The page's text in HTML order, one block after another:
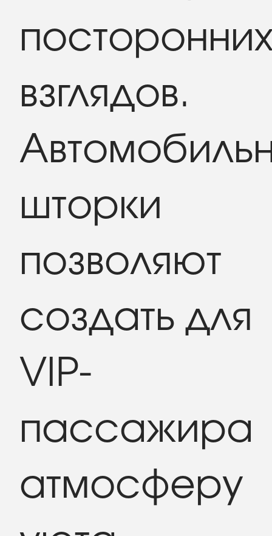
взглядов.
шторки
позволяют
создать для
VIP-
пассажира
атмосферу